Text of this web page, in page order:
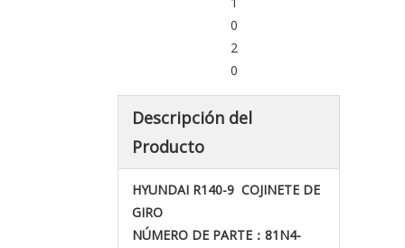
0
2
0
Descripción del
Producto
HYUNDAI R140-9 COJINETE DE
GIRO
NÚMERO DE PARTE ：81N4-